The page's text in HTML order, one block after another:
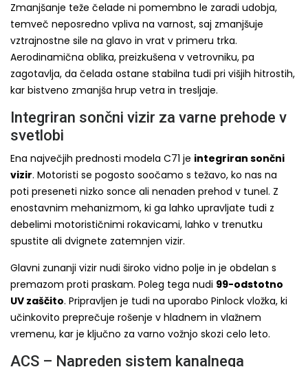
Zmanjšanje teže čelade ni pomembno le zaradi udobja,
temveč neposredno vpliva na varnost, saj zmanjšuje
vztrajnostne sile na glavo in vrat v primeru trka.
Aerodinamična oblika, preizkušena v vetrovniku, pa
zagotavlja, da čelada ostane stabilna tudi pri višjih hitrostih,
kar bistveno zmanjša hrup vetra in tresljaje.
Integriran sončni vizir za varne prehode v
svetlobi
Ena največjih prednosti modela C71 je integriran sončni
vizir. Motoristi se pogosto soočamo s težavo, ko nas na
poti preseneti nizko sonce ali nenaden prehod v tunel. Z
enostavnim mehanizmom, ki ga lahko upravljate tudi z
debelimi motorističnimi rokavicami, lahko v trenutku
spustite ali dvignete zatemnjen vizir.
Glavni zunanji vizir nudi široko vidno polje in je obdelan s
premazom proti praskam. Poleg tega nudi 99-odstotno
UV zaščito. Pripravljen je tudi na uporabo Pinlock vložka, ki
učinkovito preprečuje rošenje v hladnem in vlažnem
vremenu, kar je ključno za varno vožnjo skozi celo leto.
ACS – Napreden sistem kanalnega